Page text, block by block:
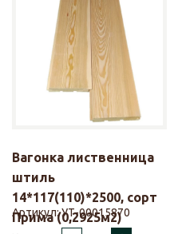
Вагонка лиственница
штиль
14*117(110)*2500, сорт
Прима (0,2925м2)
Артикул:УТ-00015870